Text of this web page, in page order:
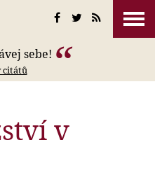
sebe!
citátů
v